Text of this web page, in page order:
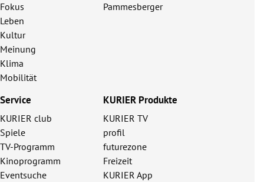
Fokus
Leben
Kultur
Meinung
Klima
Mobilität
Pammesberger
Service
KURIER club
Spiele
TV-Programm
Kinoprogramm
Eventsuche
KURIER Produkte
KURIER TV
profil
futurezone
Freizeit
KURIER App